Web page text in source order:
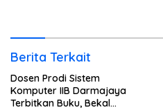
Berita Terkait
Dosen Prodi Sistem
Komputer IIB Darmajaya
Terbitkan Buku, Bekal